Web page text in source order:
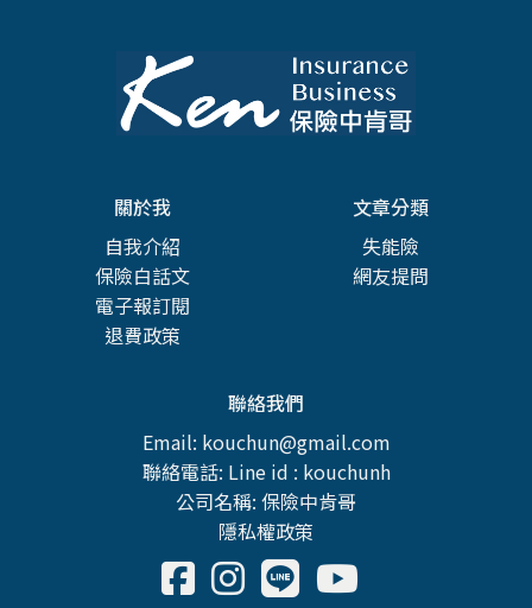
關於我
自我介紹
保險白話文
電子報訂閱
退費政策
文章分類
失能險
網友提問
聯絡我們
Email: kouchun@gmail.com
聯絡電話: Line id : kouchunh
公司名稱: 保險中肯哥
隱私權政策